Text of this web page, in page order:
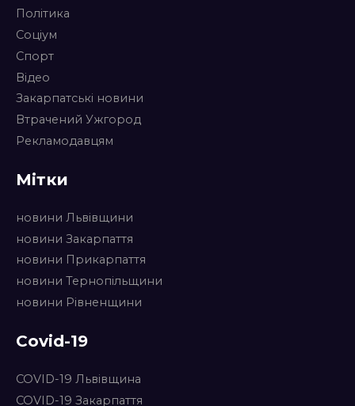
Політика
Соціум
Спорт
Відео
Закарпатські новини
Втрачений Ужгород
Рекламодавцям
Мітки
новини Львівщини
новини Закарпаття
новини Прикарпаття
новини Тернопільщини
новини Рівненщини
Covid-19
COVID-19 Львівщина
COVID-19 Закарпаття